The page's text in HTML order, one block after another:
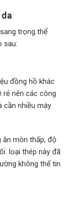
da
trọng thể
sau:
đồng hồ khác
rẻ nên các công
cần nhiều máy
ăn mòn thấp, độ
loại thép này đã
không thể tin